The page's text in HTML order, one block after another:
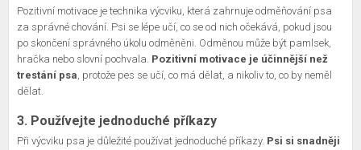
Pozitivní motivace je technika výcviku, která zahrnuje odměňování psa
za správné chování. Psi se lépe učí, co se od nich očekává, pokud jsou
po skončení správného úkolu odměněni. Odměnou může být pamlsek,
hračka nebo slovní pochvala. Pozitivní motivace je účinnější než
trestání psa, protože pes se učí, co má dělat, a nikoliv to, co by neměl
dělat.
3. Používejte jednoduché příkazy
Při výcviku psa je důležité používat jednoduché příkazy. Psi si snadněji